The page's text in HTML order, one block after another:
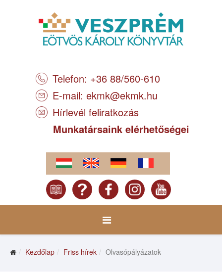
Telefon: +36 88/560-610
E-mail: ekmk@ekmk.hu
Hírlevél feliratkozás
Munkatársaink elérhetőségei
Kezdőlap Friss hírek Olvasópályázatok